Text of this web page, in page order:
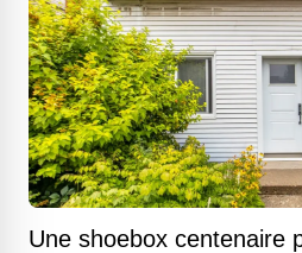
Une shoebox centenaire